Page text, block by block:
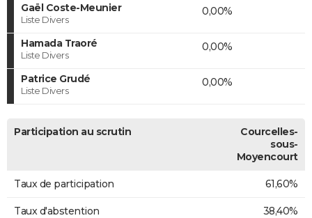
Gaël Coste-Meunier
Liste Divers
0,00%
Hamada Traoré
Liste Divers
0,00%
Patrice Grudé
Liste Divers
0,00%
Participation au scrutin
Courcelles-
sous-
Moyencourt
Taux de participation 61,60%
Taux d'abstention 38,40%